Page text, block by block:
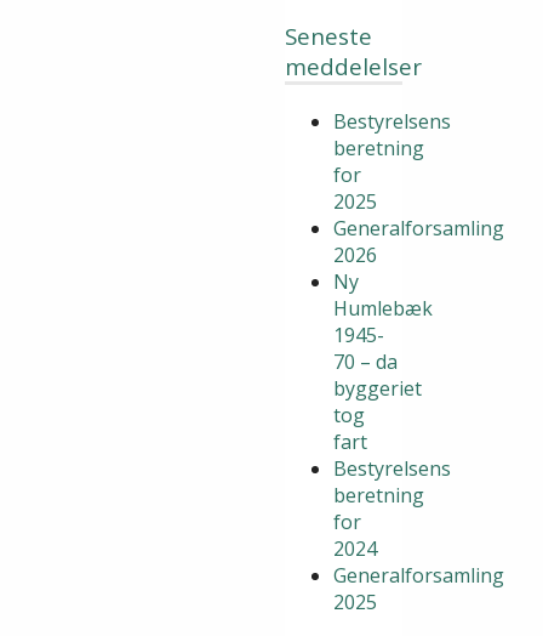
Seneste
meddelelser
Bestyrelsens
beretning
for
2025
Generalforsamling
2026
Ny
Humlebæk
1945-
70 – da
byggeriet
tog
fart
Bestyrelsens
beretning
for
2024
Generalforsamling
2025